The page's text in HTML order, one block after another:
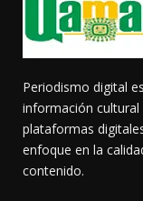
Periodismo digital
información cultural
plataformas
enfoque en la
contenido.